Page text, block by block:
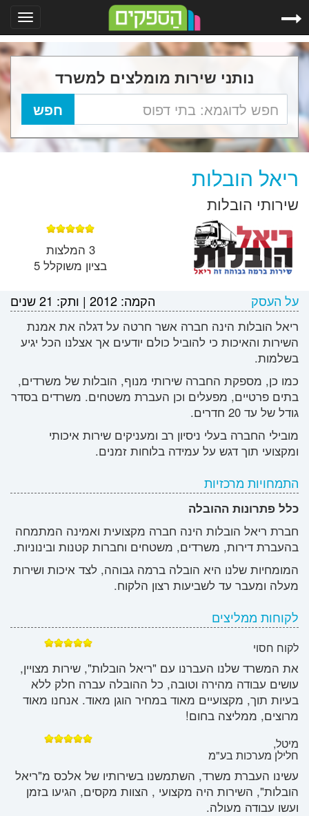
נותני שירות מומלצים למשרד
ריאל הובלות
שירותי הובלות
3 המלצות
בציון משוקלל 5
על העסק הקמה: 2012
| ותק: 21 שנים
ריאל הובלות הינה חברה אשר חרטה על דגלה את אמנת
השירות והאיכות כי להוביל כולם יודעים אך אצלנו הכל יגיע
בשלמות.
כמו כן, מספקת החברה שירותי מנוף, הובלות של משרדים,
בתים פרטיים, מפעלים וכן העברת משטחים. משרדים בסדר
גודל של עד 20 חדרים.
מובילי החברה בעלי ניסיון רב ומעניקים שירות איכותי
ומקצועי תוך דגש על עמידה בלוחות זמנים.
התמחויות מרכזיות
כלל פתרונות ההובלה
חברת ריאל הובלות הינה חברה מקצועית ואמינה המתמחה
בהעברת דירות, משרדים, משטחים וחברות קטנות ובינוניות.
המומחיות שלנו היא הובלה ברמה גבוהה, לצד איכות ושירות
מעלה ומעבר עד לשביעות רצון הלקוח.
לקוחות ממליצים
לקוח חסוי
את המשרד שלנו העברנו עם "ריאל הובלות", שירות מצויין,
עושים עבודה מהירה וטובה, כל ההובלה עברה חלק ללא
בעיות תוך, מקצועיים מאוד במחיר הוגן מאוד. אנחנו מאוד
מרוצים, ממליצה בחום!
מיטל,
חלילן מערכות בע"מ
עשינו העברת משרד, השתמשנו בשירותיו של אלכס מ"ריאל
הובלות", השירות היה מקצועי , הצוות מקסים, הגיעו בזמן
ועשו עבודה מעולה.